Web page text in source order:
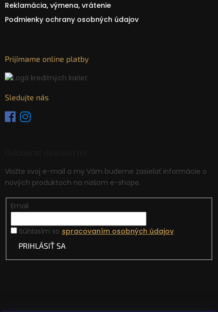
Reklamácia, výmena, vrátenie
Podmienky ochrany osobných údajov
Prijímame online platby
Sledujte nás
Vložte svoj e-mail a my Vám budeme zasielať informácie o
nových produktoch na našom e-shope.
Email
Súhlasím so spracovaním osobných údajov.
PRIHLÁSIŤ SA